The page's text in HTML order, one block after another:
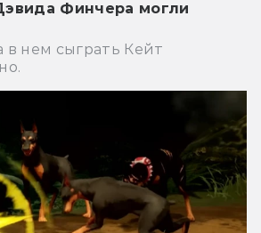
Финчера могли
нем сыграть Кейт